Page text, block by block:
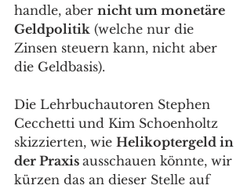
handle, aber nicht um monetäre
Geldpolitik (welche nur die
Zinsen steuern kann, nicht aber
die Geldbasis).
Die Lehrbuchautoren Stephen
Cecchetti und Kim Schoenholtz
skizzierten, wie Helikoptergeld in
der Praxis ausschauen könnte, wir
kürzen das an dieser Stelle auf